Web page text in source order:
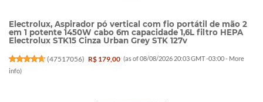
Electrolux, Aspirador pó vertical com fio portátil de mão 2
em 1 potente 1450W cabo 6m capacidade 1,6L filtro HEPA
Electrolux STK15 Cinza Urban Grey STK 127v
(47517056) R$ 179,00 (as of 08/08/2026 20:03 GMT -03:00 - More
info)